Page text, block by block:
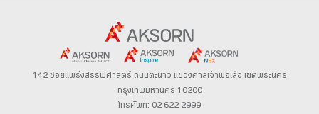
142 ซอยแพร่งสรรพศาสตร์ ถนนตะนาว แขวงศาลเจ้าพ่อเสือ เขตพระนคร
กรุงเทพมหานคร 10200
โทรศัพท์: 02 622 2999